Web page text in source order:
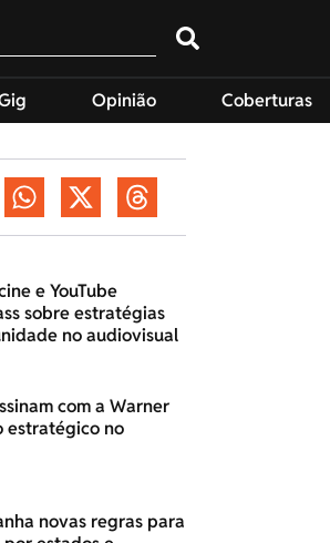
Opinião Coberturas
e YouTube
sobre estratégias
no audiovisual
com a Warner
estratégico no
novas regras para